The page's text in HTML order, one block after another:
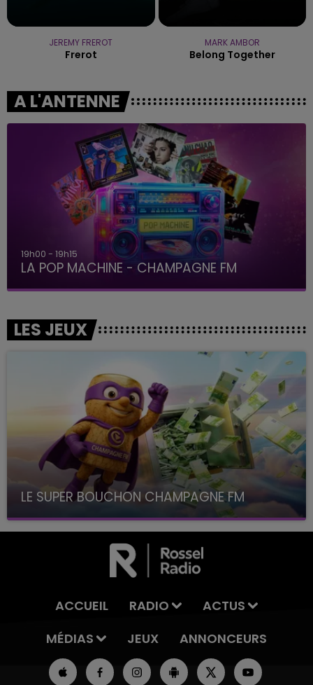
JEREMY FREROT
Frerot
MARK AMBOR
Belong Together
A L'ANTENNE
19h00 - 19h15
LA POP MACHINE - CHAMPAGNE FM
LES JEUX
LE SUPER BOUCHON CHAMPAGNE FM
avec La Famille Champagne FM, à 8H10
ACCUEIL RADIO
ACTUS
MÉDIAS
JEUX ANNONCEURS